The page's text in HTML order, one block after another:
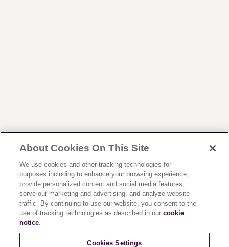
Encuentra tu tienda Registrar un Producto
Registrarse Mexico
About Cookies On This Site
We use cookies and other tracking technologies for
purposes including to enhance your browsing experience,
provide personalized content and social media features,
serve our marketing and advertising, and analyze website
traffic. By continuing to use our website, you consent to the
use of tracking technologies as described in ourcookie
notice.
Cookies Settings